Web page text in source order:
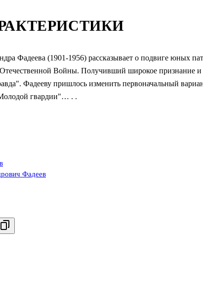
Фадеева (1901-1956) рассказывает о подвиге юных
Войны. Получивший широкое признание
Фадееву пришлось изменить первоначальный
гвардии"… . .
Фадеев